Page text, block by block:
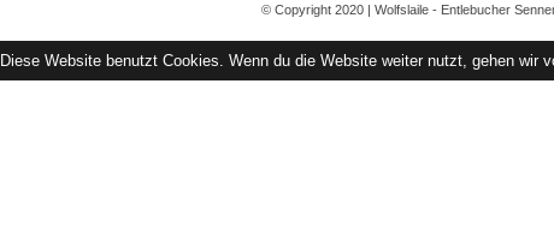
© Copyright 2020 | Wolfslaile - Entlebucher
Diese Website benutzt Cookies. Wenn du die Website weiter nutzt, gehen wir